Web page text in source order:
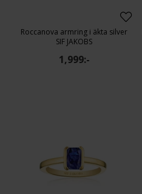
Roccanova armring i äkta silver
SIF JAKOBS
1,999:-